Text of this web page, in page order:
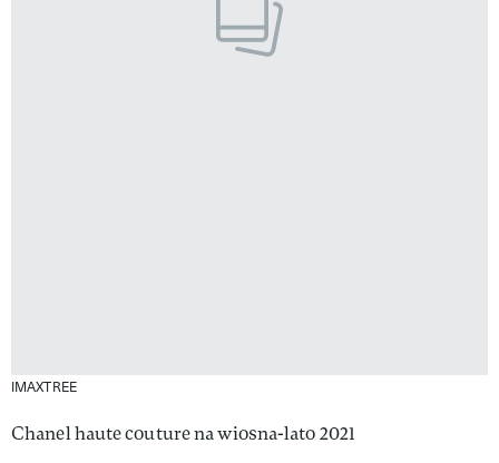
IMAXTREE
Chanel haute couture na wiosna-lato 2021